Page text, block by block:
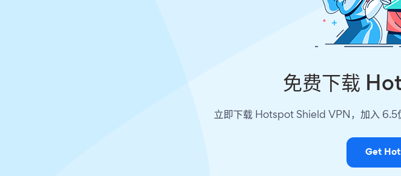
免费下载
立即下载 Hotspot Shield VPN，加入 6.5
Get